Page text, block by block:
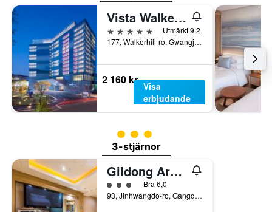
Vista Walkerhill Seoul
5 stjärnor
Utmärkt 9,2
177, Walkerhill-ro, Gwangjin-gu, Söul, Sydkorea
2 160 kr
Visa
erbjudande
Klasskategori: 3
3-stjärnor
Gildong Argo Hotel
Klasskategori: 3
Bra 6,0
93, Jinhwangdo-ro, Gangdong-gu, Söul, Sydkorea